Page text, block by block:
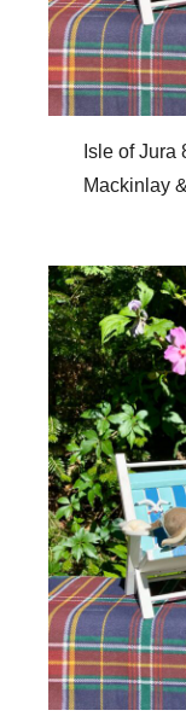
Isle of Jura
Mackinlay